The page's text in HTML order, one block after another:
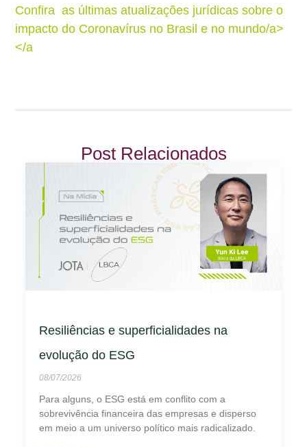
Confira as últimas atualizações jurídicas sobre o
impacto do Coronavírus no Brasil e no mundo/a>
</a
Post Relacionados
Resiliências e superficialidades na
evolução do ESG
08/07/2026
Para alguns, o ESG está em conflito com a
sobrevivência financeira das empresas e disperso
em meio a um universo político mais radicalizado.